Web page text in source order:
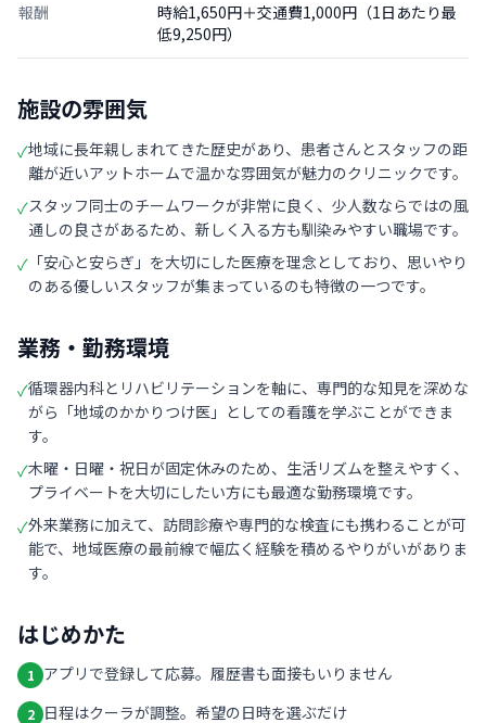
報酬
時給1,650円＋交通費1,000円（1日あたり最
低9,250円）
施設の雰囲気
✓地域に長年親しまれてきた歴史があり、患者さんとスタッフの距
離が近いアットホームで温かな雰囲気が魅力のクリニックです。
✓スタッフ同士のチームワークが非常に良く、少人数ならではの風
通しの良さがあるため、新しく入る方も馴染みやすい職場です。
✓ 「安心と安らぎ」を大切にした医療を理念としており、思いやり
のある優しいスタッフが集まっているのも特徴の一つです。
業務・勤務環境
✓循環器内科とリハビリテーションを軸に、専門的な知見を深めな
がら「地域のかかりつけ医」としての看護を学ぶことができま
す。
✓木曜・日曜・祝日が固定休みのため、生活リズムを整えやすく、
プライベートを大切にしたい方にも最適な勤務環境です。
✓外来業務に加えて、訪問診療や専門的な検査にも携わることが可
能で、地域医療の最前線で幅広く経験を積めるやりがいがありま
す。
はじめかた
1 アプリで登録して応募。履歴書も面接もいりません
2 日程はクーラが調整。希望の日時を選ぶだけ